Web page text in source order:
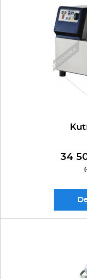
Vařiče a
Nástroje
Vodní lázně
BAZAR
robot typu
sestavy FEUMA
34